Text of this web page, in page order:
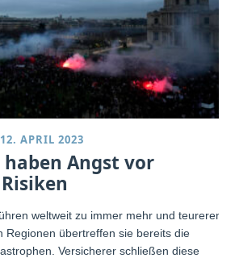
12. APRIL 2023
Angst vor
weltweit zu immer mehr und teureren
Regionen übertreffen sie bereits die
Versicherer schließen diese